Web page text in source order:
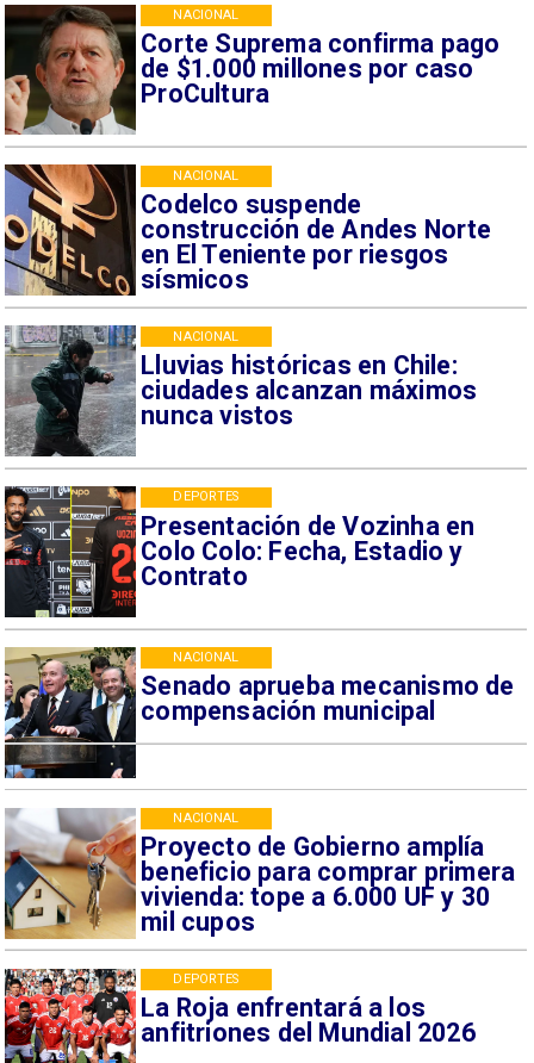
Corte Suprema confirma pago
de $1.000 millones por caso
ProCultura
NACIONAL
Codelco suspende
construcción de Andes Norte
en El Teniente por riesgos
sísmicos
NACIONAL
Lluvias históricas en Chile:
ciudades alcanzan máximos
nunca vistos
NACIONAL
Presentación de Vozinha en
Colo Colo: Fecha, Estadio y
Contrato
DEPORTES
Senado aprueba mecanismo de
compensación municipal
NACIONAL
Proyecto de Gobierno amplía
beneficio para comprar primera
vivienda: tope a 6.000 UF y 30
mil cupos
NACIONAL
La Roja enfrentará a los
anfitriones del Mundial 2026
DEPORTES